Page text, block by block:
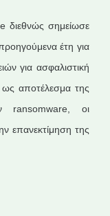
διεθνώς σημείωσε
έτη για
για ασφαλιστική
αποτέλεσμα της
ransomware, οι
επανεκτίμηση της